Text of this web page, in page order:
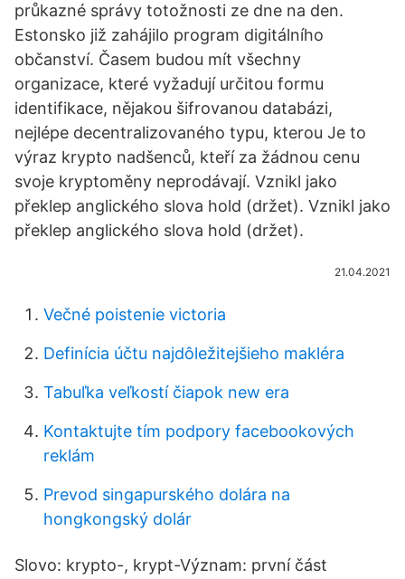
průkazné správy totožnosti ze dne na den.
Estonsko již zahájilo program digitálního
občanství. Časem budou mít všechny
organizace, které vyžadují určitou formu
identifikace, nějakou šifrovanou databázi,
nejlépe decentralizovaného typu, kterou Je to
výraz krypto nadšenců, kteří za žádnou cenu
svoje kryptoměny neprodávají. Vznikl jako
překlep anglického slova hold (držet). Vznikl jako
překlep anglického slova hold (držet).
21.04.2021
Večné poistenie victoria
Definícia účtu najdôležitejšieho makléra
Tabuľka veľkostí čiapok new era
Kontaktujte tím podpory facebookových
reklám
Prevod singapurského dolára na
hongkongský dolár
Slovo: krypto-, krypt-Význam: první část